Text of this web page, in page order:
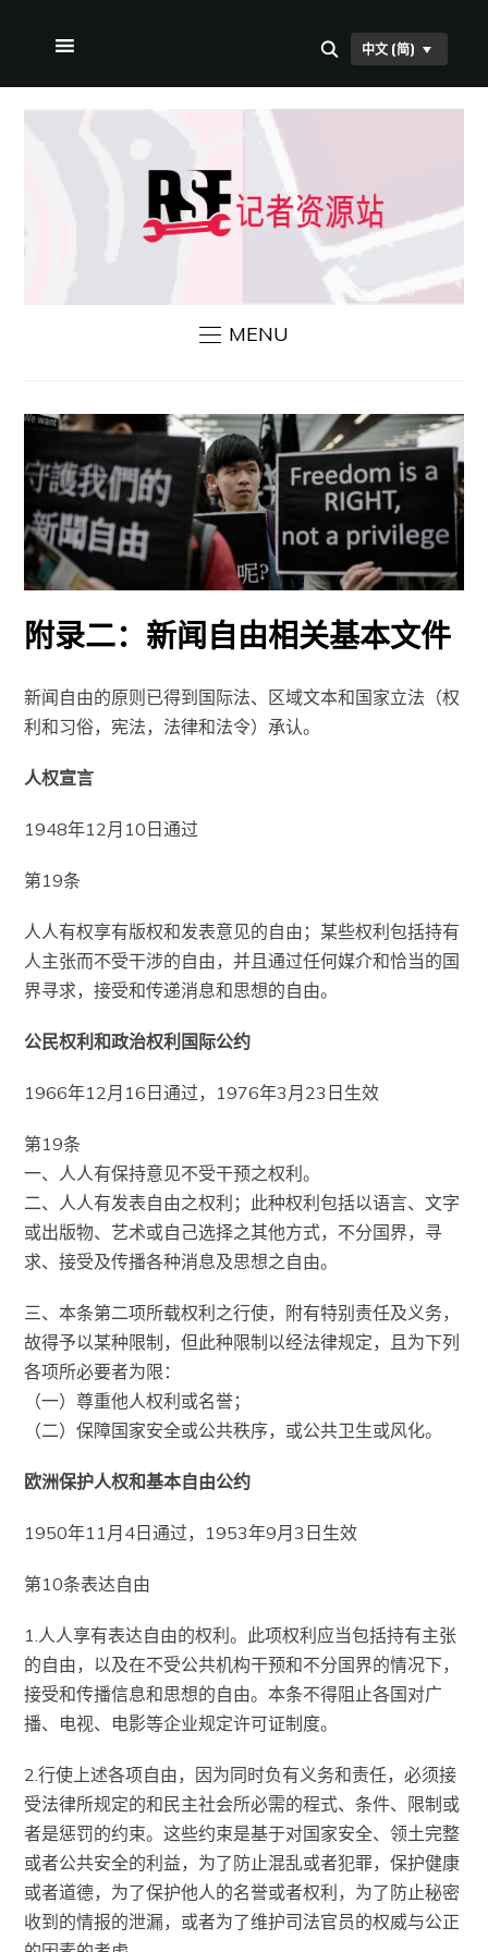
首页
中文 (简)
MENU
附录二：新闻自由相关基本文件
新闻自由的原则已得到国际法、区域文本和国家立法（权
利和习俗，宪法，法律和法令）承认。
人权宣言
1948年12月10日通过
第19条
人人有权享有版权和发表意见的自由；某些权利包括持有
人主张而不受干涉的自由，并且通过任何媒介和恰当的国
界寻求，接受和传递消息和思想的自由。
公民权利和政治权利国际公约
1966年12月16日通过，1976年3月23日生效
第19条
一、人人有保持意见不受干预之权利。
二、人人有发表自由之权利；此种权利包括以语言、文字
或出版物、艺术或自己选择之其他方式，不分国界，寻
求、接受及传播各种消息及思想之自由。
三、本条第二项所载权利之行使，附有特别责任及义务，
故得予以某种限制，但此种限制以经法律规定，且为下列
各项所必要者为限：
（一）尊重他人权利或名誉；
（二）保障国家安全或公共秩序，或公共卫生或风化。
欧洲保护人权和基本自由公约
1950年11月4日通过，1953年9月3日生效
第10条表达自由
1.人人享有表达自由的权利。此项权利应当包括持有主张
的自由，以及在不受公共机构干预和不分国界的情况下，
接受和传播信息和思想的自由。本条不得阻止各国对广
播、电视、电影等企业规定许可证制度。
2.行使上述各项自由，因为同时负有义务和责任，必须接
受法律所规定的和民主社会所必需的程式、条件、限制或
者是惩罚的约束。这些约束是基于对国家安全、领土完整
或者公共安全的利益，为了防止混乱或者犯罪，保护健康
或者道德，为了保护他人的名誉或者权利，为了防止秘密
收到的情报的泄漏，或者为了维护司法官员的权威与公正